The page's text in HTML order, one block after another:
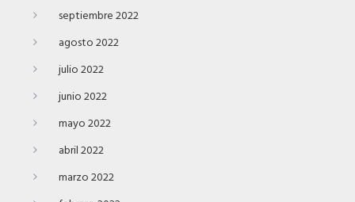
septiembre 2022
agosto 2022
julio 2022
junio 2022
mayo 2022
abril 2022
marzo 2022